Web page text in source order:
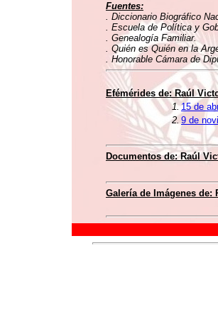
Fuentes:
. Diccionario Biográfico
. Escuela de Política y
. Genealogía Familiar.
. Quién es Quién en la
. Honorable Cámara de
Efémérides de: Raúl
1.15 de
2. 9 de
Documentos de: Raúl
Galería de Imágenes de: